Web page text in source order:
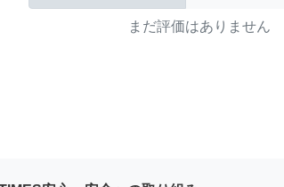
まだ評価はありません